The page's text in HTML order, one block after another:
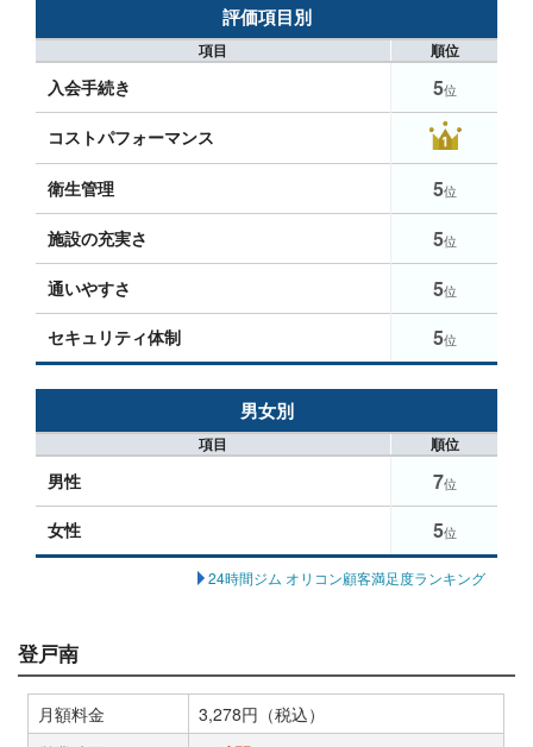
評価項目別
項目 順位
入会手続き 5位
コストパフォーマンス
衛生管理 5位
施設の充実さ 5位
通いやすさ 5位
セキュリティ体制 5位
男女別
項目 順位
男性 7位
女性 5位
24時間ジム オリコン顧客満足度ランキング
登戸南
月額料金
3,278円（税込）